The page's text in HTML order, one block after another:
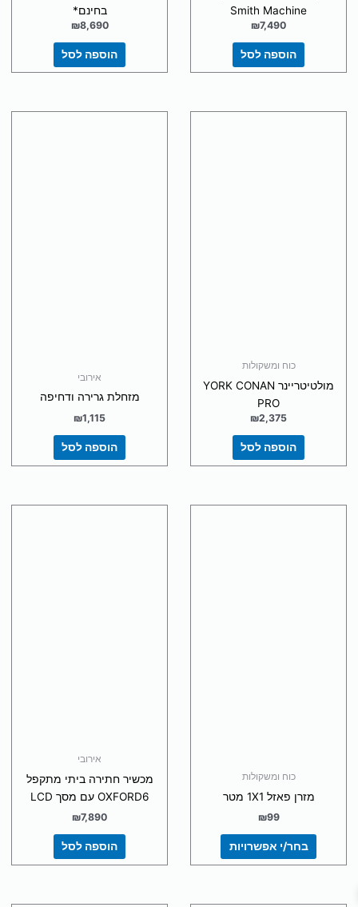
Smith Machine
₪7,490
הוספה לסל
בחינם*
₪8,690
הוספה לסל
כוח ומשקולות
מולטיטריינר YORK CONAN
PRO
₪2,375
הוספה לסל
אירובי
מזחלת גרירה ודחיפה
₪1,115
הוספה לסל
כוח ומשקולות
מזרן פאזל 1X1 מטר
₪99
בחר/י אפשרויות
אירובי
מכשיר חתירה ביתי מתקפל
OXFORD6 עם מסך LCD
₪7,890
הוספה לסל